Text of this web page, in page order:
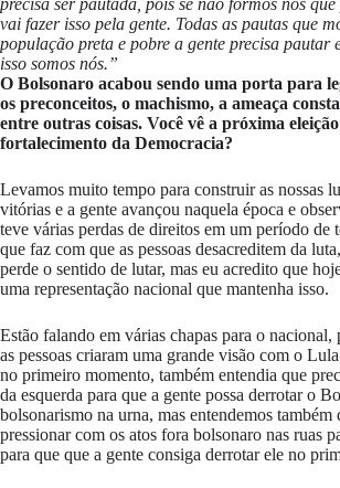
vai fazer isso pela gente. Todas as pautas que
população preta e pobre a gente precisa pautar
isso somos nós.”
O Bolsonaro acabou sendo uma porta para
os preconceitos, o machismo, a ameaça
entre outras coisas. Você vê a próxima
fortalecimento da Democracia?
Levamos muito tempo para construir as nossas
vitórias e a gente avançou naquela época e
teve várias perdas de direitos em um período de
que faz com que as pessoas desacreditem da
perde o sentido de lutar, mas eu acredito que
uma representação nacional que mantenha isso.
Estão falando em várias chapas para o nacional,
as pessoas criaram uma grande visão com o
no primeiro momento, também entendia que
da esquerda para que a gente possa derrotar o
bolsonarismo na urna, mas entendemos também
pressionar com os atos fora bolsonaro nas ruas
para que que a gente consiga derrotar ele no